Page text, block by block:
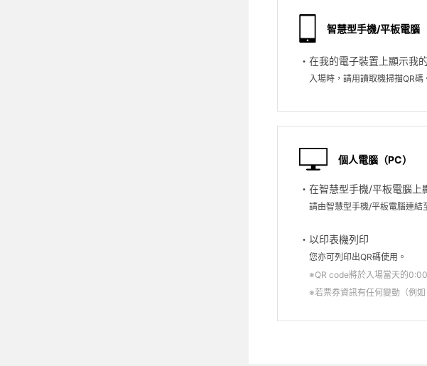
智慧型手機/平板電腦
在我的電子裝置上顯示我
入場時，請用讀取機掃描QR碼
個人電腦（PC）
在智慧型手機/平板電腦上
請由智慧型手機/平板電腦連結
以印表機列印
您亦可列印出QR碼使用。
※QR code將於入場當天的
※若票券資訊有任何變動（例